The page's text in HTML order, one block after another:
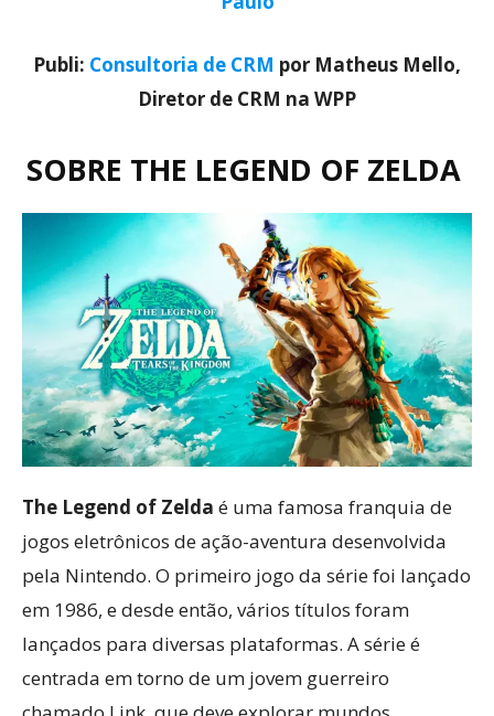
Publi: Consultoria de CRM por Matheus Mello,
Diretor de CRM na WPP
SOBRE THE LEGEND OF ZELDA
The Legend of Zelda é uma famosa franquia de
jogos eletrônicos de ação-aventura desenvolvida
pela Nintendo. O primeiro jogo da série foi lançado
em 1986, e desde então, vários títulos foram
lançados para diversas plataformas. A série é
centrada em torno de um jovem guerreiro